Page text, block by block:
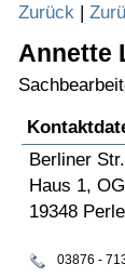
Zurück |
Annette
Berliner
Haus 1,
19348
03876 -